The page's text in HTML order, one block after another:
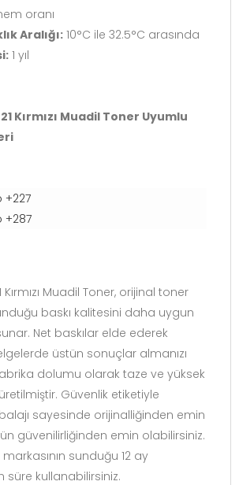
oranı
Aralığı: 10°C ile 32.5°C arasında
1 yıl
Kırmızı Muadil Toner Uyumlu
+227
+287
Kırmızı Muadil Toner, orijinal toner
baskı kalitesini daha uygun
Net baskılar elde ederek
üstün sonuçlar almanızı
dolumu olarak taze ve yüksek
Güvenlik etiketiyle
sayesinde orijinalliğinden emin
güvenilirliğinden emin olabilirsiniz.
sunduğu 12 ay
süre kullanabilirsiniz.